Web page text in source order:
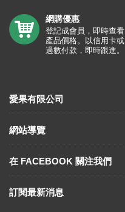
網購優惠
登記成會員，即時查看
產品價格。以信用卡或
過數付款，即時跟進。
愛果有限公司
網站導覽
在 FACEBOOK 關注我們
訂閱最新消息